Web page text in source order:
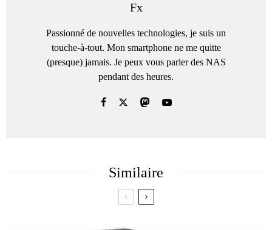
Fx
Passionné de nouvelles technologies, je suis un
touche-à-tout. Mon smartphone ne me quitte
(presque) jamais. Je peux vous parler des NAS
pendant des heures.
Similaire